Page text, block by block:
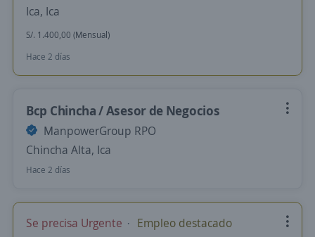
Ica, Ica
S/. 1.400,00 (Mensual)
Hace 2 días
Bcp Chincha / Asesor de Negocios
ManpowerGroup RPO
Chincha Alta, Ica
Hace 2 días
Se precisa Urgente Empleo destacado